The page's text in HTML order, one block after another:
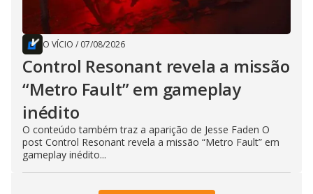
O VÍCIO / 07/08/2026
Control Resonant revela a missão
“Metro Fault” em gameplay
inédito
O conteúdo também traz a aparição de Jesse Faden O
post Control Resonant revela a missão “Metro Fault” em
gameplay inédito...